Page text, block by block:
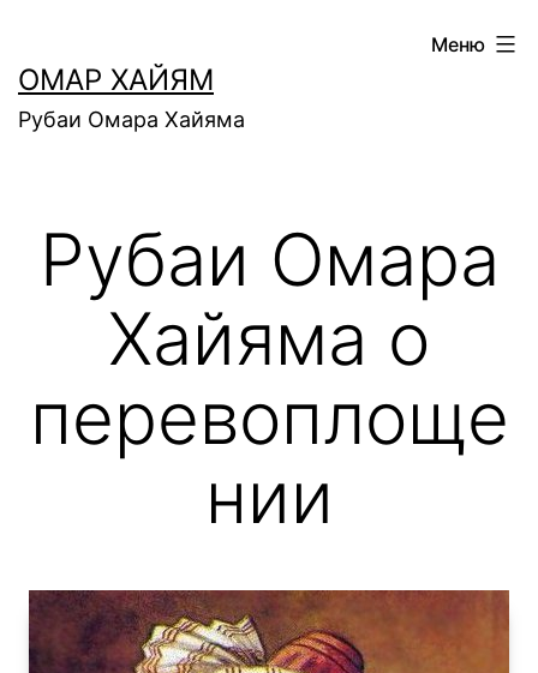
содержимому
ОМАР ХАЙЯМ
Рубаи Омара Хайяма
Меню
Рубаи Омара
Хайяма о
перевоплоще
нии